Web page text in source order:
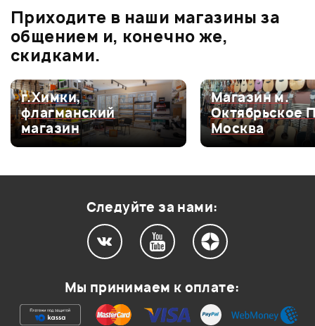
0.0
Оценка5
0
Оценка4
0
Оценка3
0
Ваша оценка:
Приходите в наши магазины за
общением и, конечно же,
скидками.
Магазин м.
Октябрьское Поле,
Москва
Магазин м.
Санкт-
Следуйте за нами:
Мы принимаем к оплате: